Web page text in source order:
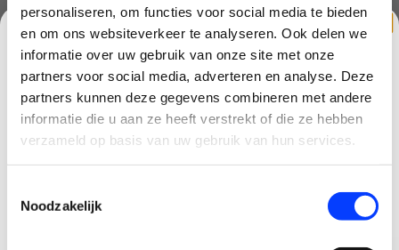
personaliseren, om functies voor social media te bieden
en om ons websiteverkeer te analyseren. Ook delen we
informatie over uw gebruik van onze site met onze
partners voor social media, adverteren en analyse. Deze
partners kunnen deze gegevens combineren met andere
informatie die u aan ze heeft verstrekt of die ze hebben
verzameld op basis van uw gebruik van hun services.
Noodzakelijk
Niet boven mensenmassa's vliegen
Binnen zichtafstand vliegen (VLOS)
Lokale regelgeving volgen
Controleer altijd de actuele regelgeving voordat je gaat vliegen.
DJI AVATA 360 SPECIFICATIES
Camera & Video
Twee 1/1.1-inch CMOS-sensoren
CLAIM KORTING OP JE EERSTE
BESTELLING!